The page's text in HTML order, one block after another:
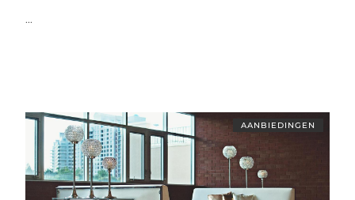
...
AANBIEDINGEN